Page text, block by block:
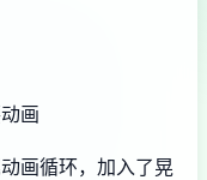
画
画循环，加入了晃